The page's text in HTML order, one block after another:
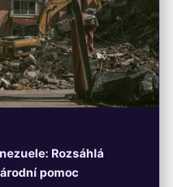
Rozsáhlá
pomoc